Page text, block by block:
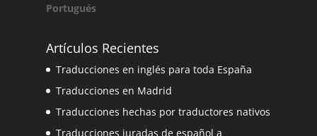
Portugués
Artículos Recientes
Traducciones en inglés para toda España
Traducciones en Madrid
Traducciones hechas por traductores nativos
Traducciones juradas de español a